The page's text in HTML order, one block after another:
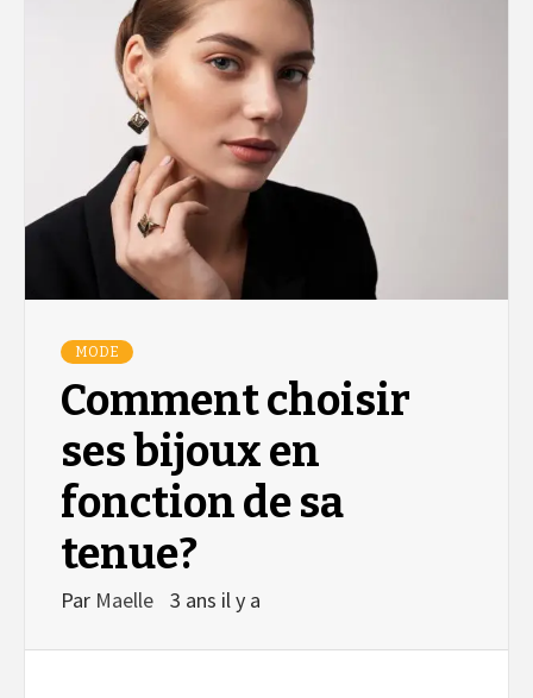
MODE
Comment choisir
ses bijoux en
fonction de sa
tenue?
Par Maelle 3 ans il y a